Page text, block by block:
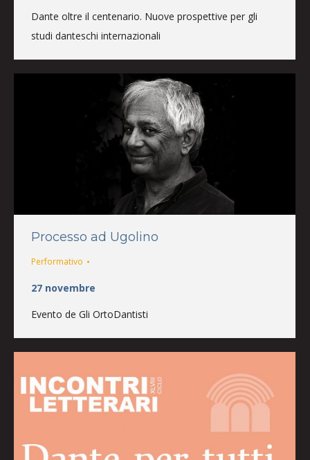
Dante oltre il centenario. Nuove prospettive per gli
studi danteschi internazionali
Processo ad Ugolino
Performativo
27 novembre
Evento de Gli OrtoDantisti